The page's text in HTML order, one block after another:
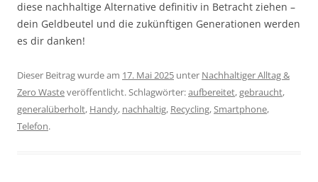
diese nachhaltige Alternative definitiv in Betracht ziehen –
dein Geldbeutel und die zukünftigen Generationen werden
es dir danken!
Dieser Beitrag wurde am 17. Mai 2025 unter Nachhaltiger Alltag &
Zero Wasteveröffentlicht. Schlagwörter:aufbereitet,gebraucht,
generalüberholt, Handy, nachhaltig, Recycling,Smartphone,
Telefon.